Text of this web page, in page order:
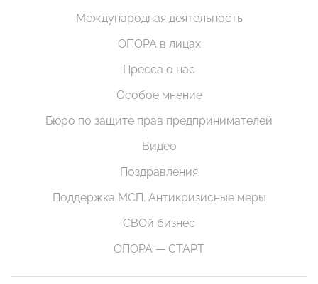
Международная деятельность
ОПОРА в лицах
Пресса о нас
Особое мнение
Бюро по защите прав предпринимателей
Видео
Поздравления
Поддержка МСП. Антикризисные меры
СВОй бизнес
ОПОРА — СТАРТ